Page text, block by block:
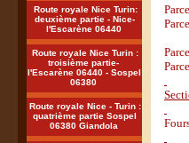
Route royale Nice Turin:
deuxième partie - Nice-
l'Escarène 06440
Route royale Nice Turin :
troisième partie-
l'Escarène 06440 - Sospel
06380
Route royale Nice - Turin :
quatrième partie Sospel
06380 Giandola